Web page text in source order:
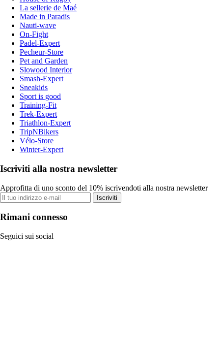
La sellerie de Maé
Made in Paradis
Nauti-wave
On-Fight
Padel-Expert
Pecheur-Store
Pet and Garden
Slowood Interior
Smash-Expert
Sneakids
Sport is good
Training-Fit
Trek-Expert
Triathlon-Expert
TripNBikers
Vélo-Store
Winter-Expert
Iscriviti alla nostra newsletter
Approfitta di uno sconto del 10% iscrivendoti alla nostra newsletter
Iscriviti
Rimani connesso
Seguici sui social